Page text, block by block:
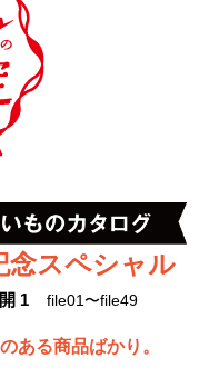
念スペシャル
1 file01〜file49
ある商品ばかり。